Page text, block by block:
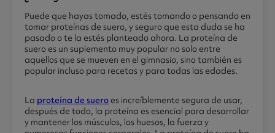
Puede que hayas tomado, estés tomando o pensando en
tomar proteínas de suero, y seguro que esta duda se ha
pasado o te la estés planteado ahora. La proteína de
suero es un suplemento muy popular no solo entre
aquellos que se mueven en el gimnasio, sino también es
popular incluso para recetas y para todas las edades.
La proteína de sueroes increíblemente segura de usar,
después de todo, la proteína es esencial para desarrollar
y mantener los músculos, los huesos, la fuerza y